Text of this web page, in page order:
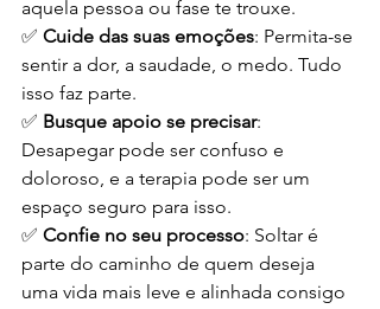
aquela pessoa ou fase te trouxe.
✅ Cuide das suas emoções: Permita-se
sentir a dor, a saudade, o medo. Tudo
isso faz parte.
✅ Busque apoio se precisar:
Desapegar pode ser confuso e
doloroso, e a terapia pode ser um
espaço seguro para isso.
✅ Confie no seu processo: Soltar é
parte do caminho de quem deseja
uma vida mais leve e alinhada consigo